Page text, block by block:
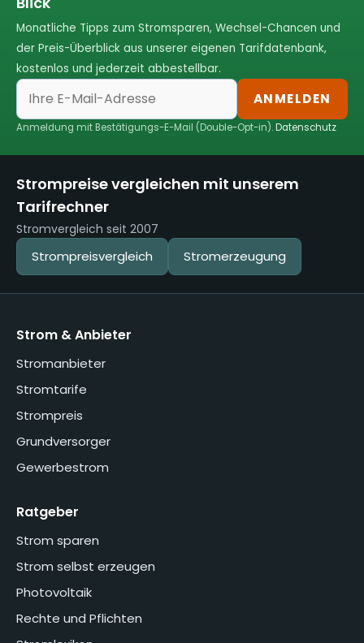
Monatliche Tipps zum Stromsparen, Wechsel-Chancen und
der Preis-Überblick aus unserer eigenen Tarifdatenbank,
kostenlos und jederzeit abbestellbar.
ANMELDEN
Anmeldung mit Bestätigungs-E-Mail (Double-Opt-in).Datenschutz
Strompreise vergleichen mit unserem
Tarifrechner
Stromvergleich seit 2007
Strompreisvergleich Stromerzeugung
Strom & Anbieter
Stromanbieter
Stromtarife
Strompreis
Grundversorger
Gewerbestrom
Ratgeber
Strom sparen
Strom selbst erzeugen
Photovoltaik
Rechte und Pflichten